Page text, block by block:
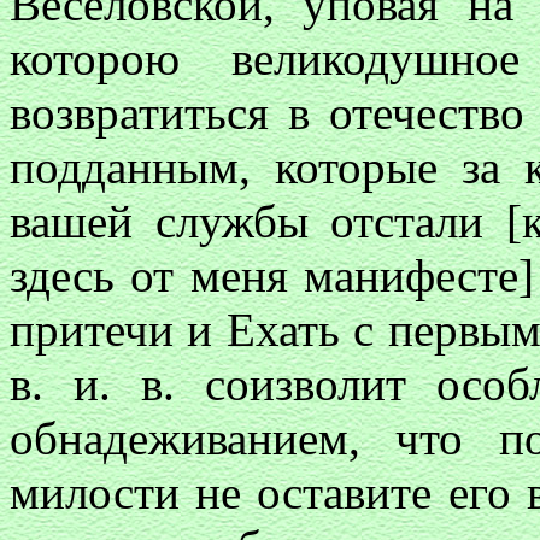
которою
возвратиться в
подданным, которые за
вашей службы отстали
здесь от меня
притечи и Ехать с
в. и. в. соизволит
обнадеживанием,
милости не оставите его